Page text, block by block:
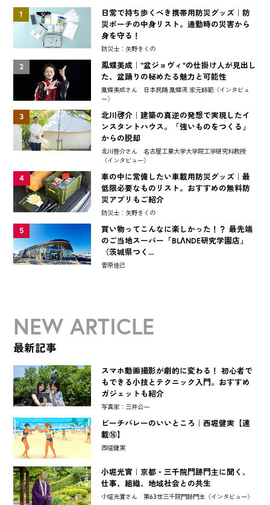
1
日常で持ち歩くべき携帯用防災グッズ｜防
災ポーチの中身リスト。通勤時の災害から
身を守る！
防災士：矢野きくの
2
鳳蝶美成｜"盆ジョヴィ"の仕掛け人が見出し
た、盆踊りの秘めたる魅力と可能性
鳳蝶美成さん 日本民踊 鳳蝶流 家元師範〈インタビュ
ー〉
3
北川啓介｜建築の真逆の発想で実現したイ
ンスタントハウス。「強いものをつくる」
からの脱却
北川啓介さん 名古屋工業大学大学院工学研究科教授
〈インタビュー〉
4
車の中に常備したい車載用防災グッズ｜最
低限必要なものリスト。おすすめの無料防
災アプリもご紹介
防災士：矢野きくの
5
買い物ってこんなに楽しかった！？ 最先端
のご当地スーパー「BLΛNDE研究学園店」
（茨城県つく...
菅原佳己
NEW ARTICLE
最新記事
スマホ動画撮影が劇的に変わる！ 初心者で
もできる小技とテクニック入門。おすすめ
ガジェットも紹介
写真家：三井公一
ビーチバレーのいいところ｜西堀健実【連
載⑯】
西堀健実
小堀光實｜京都・三千院門跡門主に聞く、
仕事、組織、地域社会との共生
小堀光實さん 第63世三千院門跡門主〈インタビュー〉